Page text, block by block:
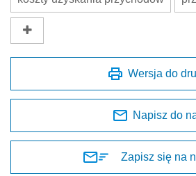
Wersja do
Napisz do
Zapisz się na